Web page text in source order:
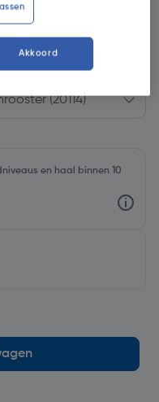
en haal binnen 10
Akkoord